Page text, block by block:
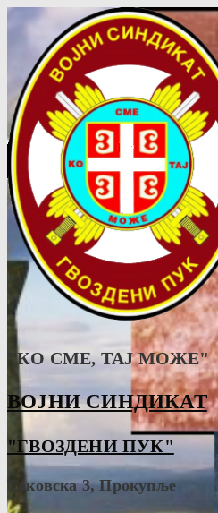
"КО СМЕ, ТАJ МОЖЕ"
ВОЈНИ СИНДИКАТ
"ГВОЗДЕНИ ПУК"
Таковска 3, Прокупље